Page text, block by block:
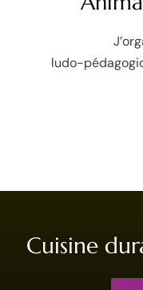
ludo-
Cuisine